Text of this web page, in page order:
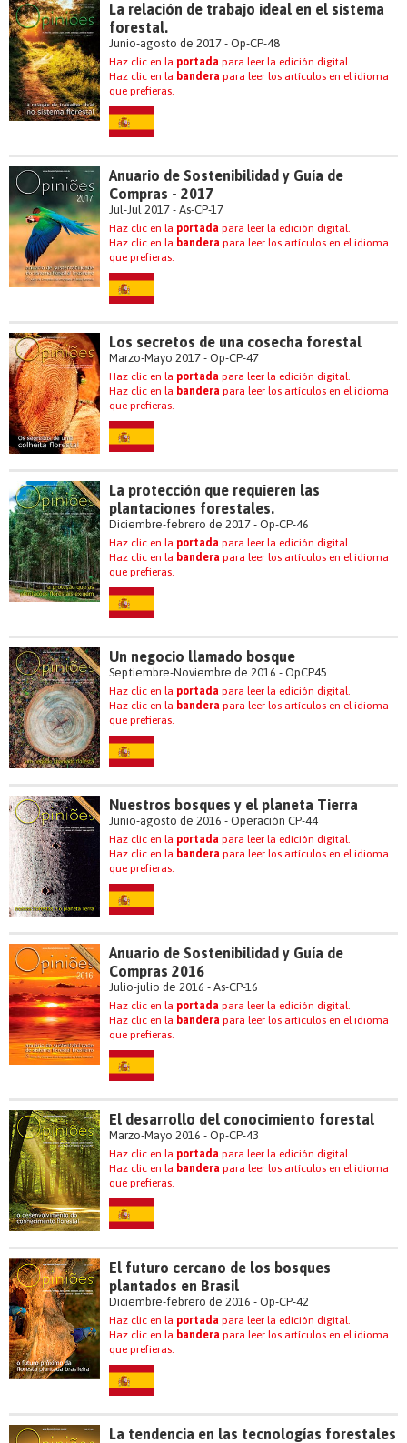
La relación de trabajo ideal en el sistema
forestal.
Junio-agosto de 2017 - Op-CP-48
Haz clic en la portada para leer la edición digital.
Haz clic en la bandera para leer los artículos en el idioma
que prefieras.
Anuario de Sostenibilidad y Guía de
Compras - 2017
Jul-Jul 2017 - As-CP-17
Haz clic en la portada para leer la edición digital.
Haz clic en la bandera para leer los artículos en el idioma
que prefieras.
Los secretos de una cosecha forestal
Marzo-Mayo 2017 - Op-CP-47
Haz clic en la portada para leer la edición digital.
Haz clic en la bandera para leer los artículos en el idioma
que prefieras.
La protección que requieren las
plantaciones forestales.
Diciembre-febrero de 2017 - Op-CP-46
Haz clic en la portada para leer la edición digital.
Haz clic en la bandera para leer los artículos en el idioma
que prefieras.
Un negocio llamado bosque
Septiembre-Noviembre de 2016 - OpCP45
Haz clic en la portada para leer la edición digital.
Haz clic en la bandera para leer los artículos en el idioma
que prefieras.
Nuestros bosques y el planeta Tierra
Junio-agosto de 2016 - Operación CP-44
Haz clic en la portada para leer la edición digital.
Haz clic en la bandera para leer los artículos en el idioma
que prefieras.
Anuario de Sostenibilidad y Guía de
Compras 2016
Julio-julio de 2016 - As-CP-16
Haz clic en la portada para leer la edición digital.
Haz clic en la bandera para leer los artículos en el idioma
que prefieras.
El desarrollo del conocimiento forestal
Marzo-Mayo 2016 - Op-CP-43
Haz clic en la portada para leer la edición digital.
Haz clic en la bandera para leer los artículos en el idioma
que prefieras.
El futuro cercano de los bosques
plantados en Brasil
Diciembre-febrero de 2016 - Op-CP-42
Haz clic en la portada para leer la edición digital.
Haz clic en la bandera para leer los artículos en el idioma
que prefieras.
La tendencia en las tecnologías forestales